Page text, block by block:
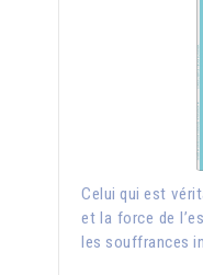
Celui qui est
et la force de
les souffrances